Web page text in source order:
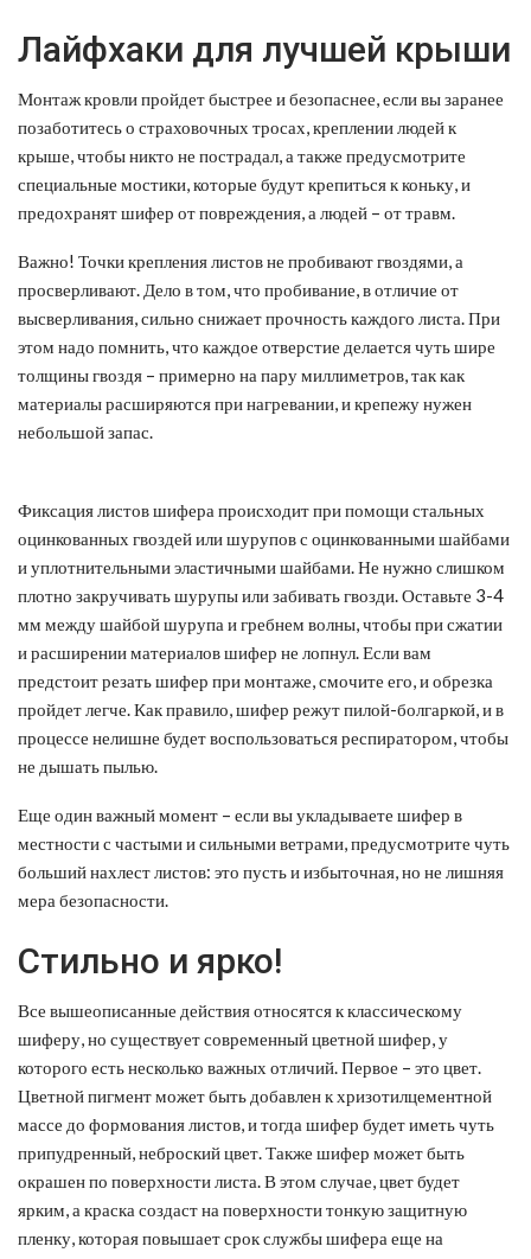
Лайфхаки для лучшей крыши
Монтаж кровли пройдет быстрее и безопаснее, если вы заранее
позаботитесь о страховочных тросах, креплении людей к
крыше, чтобы никто не пострадал, а также предусмотрите
специальные мостики, которые будут крепиться к коньку, и
предохранят шифер от повреждения, а людей – от травм.
Важно! Точки крепления листов не пробивают гвоздями, а
просверливают. Дело в том, что пробивание, в отличие от
высверливания, сильно снижает прочность каждого листа. При
этом надо помнить, что каждое отверстие делается чуть шире
толщины гвоздя – примерно на пару миллиметров, так как
материалы расширяются при нагревании, и крепежу нужен
небольшой запас.
Фиксация листов шифера происходит при помощи стальных
оцинкованных гвоздей или шурупов с оцинкованными шайбами
и уплотнительными эластичными шайбами. Не нужно слишком
плотно закручивать шурупы или забивать гвозди. Оставьте 3-4
мм между шайбой шурупа и гребнем волны, чтобы при сжатии
и расширении материалов шифер не лопнул. Если вам
предстоит резать шифер при монтаже, смочите его, и обрезка
пройдет легче. Как правило, шифер режут пилой-болгаркой, и в
процессе нелишне будет воспользоваться респиратором, чтобы
не дышать пылью.
Еще один важный момент – если вы укладываете шифер в
местности с частыми и сильными ветрами, предусмотрите чуть
больший нахлест листов: это пусть и избыточная, но не лишняя
мера безопасности.
Стильно и ярко!
Все вышеописанные действия относятся к классическому
шиферу, но существует современный цветной шифер, у
которого есть несколько важных отличий. Первое – это цвет.
Цветной пигмент может быть добавлен к хризотилцементной
массе до формования листов, и тогда шифер будет иметь чуть
припудренный, неброский цвет. Также шифер может быть
окрашен по поверхности листа. В этом случае, цвет будет
ярким, а краска создаст на поверхности тонкую защитную
пленку, которая повышает срок службы шифера еще на